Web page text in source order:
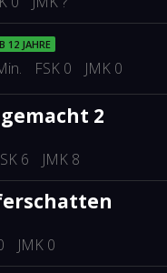
12 JAHRE
FSK 0 JMK 0
2
6 JMK 8
JMK 0